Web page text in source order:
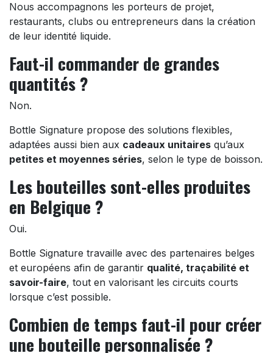
Nous accompagnons les porteurs de projet,
restaurants, clubs ou entrepreneurs dans la création
de leur identité liquide.
Faut-il commander de grandes
quantités ?
Non.
Bottle Signature propose des solutions flexibles,
adaptées aussi bien aux cadeaux unitaires qu’aux
petites et moyennes séries, selon le type de boisson.
Les bouteilles sont-elles produites
en Belgique ?
Oui.
Bottle Signature travaille avec des partenaires belges
et européens afin de garantir qualité, traçabilité et
savoir-faire, tout en valorisant les circuits courts
lorsque c’est possible.
Combien de temps faut-il pour créer
une bouteille personnalisée ?